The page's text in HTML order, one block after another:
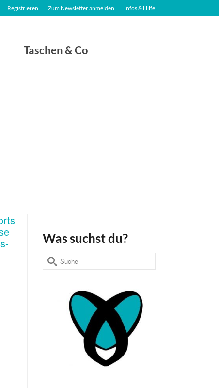
Registrieren Zum Newsletter anmelden Infos & Hilfe
Taschen & Co
Was suchst du?
Suche
nach: